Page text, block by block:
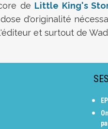
de Little King's
d'originalité
et surtout de